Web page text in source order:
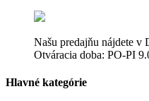
Našu predajňu nájdete v
Otváracia doba: PO-PI
Hlavné kategórie